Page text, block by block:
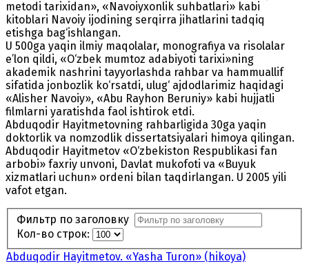
metodi tarixidan», «Navoiyxonlik suhbatlari» kabi
kitoblari Navoiy ijodining serqirra jihatlarini tadqiq
etishga bag‘ishlangan.
U 500ga yaqin ilmiy maqolalar, monografiya va risolalar
e’lon qildi, «O‘zbek mumtoz adabiyoti tarixi»ning
akademik nashrini tayyorlashda rahbar va hammuallif
sifatida jonbozlik ko‘rsatdi, ulug‘ ajdodlarimiz haqidagi
«Alisher Navoiy», «Abu Rayhon Beruniy» kabi hujjatli
filmlarni yaratishda faol ishtirok etdi.
Abduqodir Hayitmetovning rahbarligida 30ga yaqin
doktorlik va nomzodlik dissertatsiyalari himoya qilingan.
Abduqodir Hayitmetov «O‘zbekiston Respublikasi fan
arbobi» faxriy unvoni, Davlat mukofoti va «Buyuk
xizmatlari uchun» ordeni bilan taqdirlangan. U 2005 yili
vafot etgan.
Фильтр по заголовку
Кол-во строк:
Abduqodir Hayitmetov. «Yasha Turon» (hikoya)